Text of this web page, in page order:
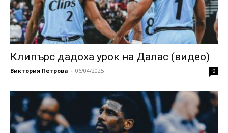
Клипърс дадоха урок на Далас (видео)
Виктория Петрова - 06/04/2025 0